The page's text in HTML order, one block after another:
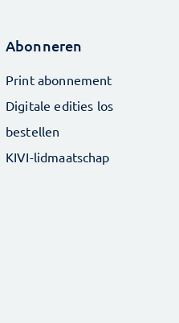
Abonneren
Print abonnement
Digitale edities los
bestellen
KIVI-lidmaatschap